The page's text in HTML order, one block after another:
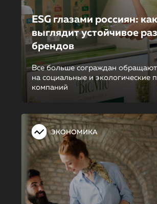
ESG глазами россиян: как
выглядит устойчивое
брендов
Все больше сограждан
на социальные и экологические
компаний
ЭКОНОМИКА